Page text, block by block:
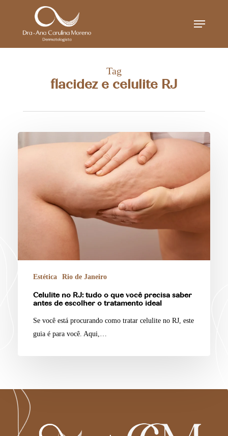
Menu
Tag
flacidez e celulite RJ
Estética Rio de Janeiro
Celulite no RJ: tudo o que você precisa saber
antes de escolher o tratamento ideal
Se você está procurando como tratar celulite no RJ, este
guia é para você. Aqui,…